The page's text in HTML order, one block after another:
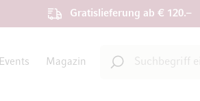
Gratislieferung ab € 120.–
Events Magazin
Suche